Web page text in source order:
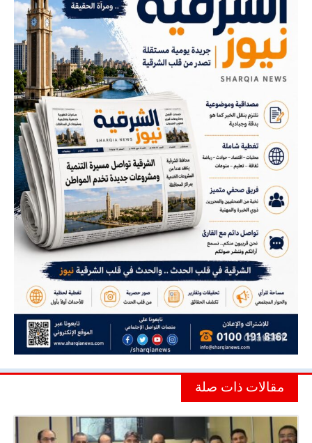
مقالات ذات صلة